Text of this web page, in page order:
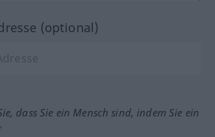
(optional)
dass Sie ein Mensch sind, indem Sie ein